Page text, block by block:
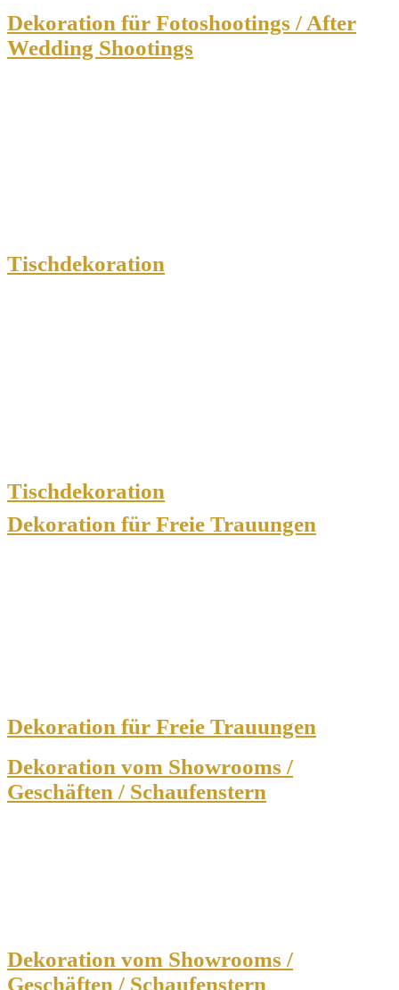
Dekoration für Fotoshootings / After
Wedding Shootings
Tischdekoration
Tischdekoration
Dekoration für Freie Trauungen
Dekoration für Freie Trauungen
Dekoration vom Showrooms /
Geschäften / Schaufenstern
Dekoration vom Showrooms /
Geschäften / Schaufenstern